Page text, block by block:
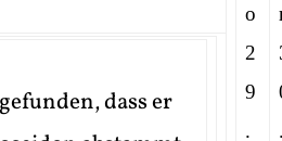
o
2
9
.
.
dass er